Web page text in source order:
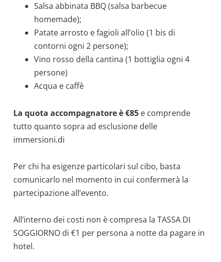
Salsa abbinata BBQ (salsa barbecue
homemade);
Patate arrosto e fagioli all’olio (1 bis di
contorni ogni 2 persone);
Vino rosso della cantina (1 bottiglia ogni 4
persone)
Acqua e caffè
La quota accompagnatore è €85 e comprende
tutto quanto sopra ad esclusione delle
immersioni.di
Per chi ha esigenze particolari sul cibo, basta
comunicarlo nel momento in cui confermerà la
partecipazione all’evento.
All’interno dei costi non è compresa la TASSA DI
SOGGIORNO di €1 per persona a notte da pagare in
hotel.